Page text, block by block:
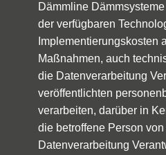
Dämmline
der verfügbaren
Implementierungskosten
Maßnahmen, auch
die Datenverarbeitung
veröffentlichten
verarbeiten, darüber in
die betroffene Person
Datenverarbeitung